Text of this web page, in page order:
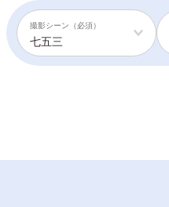
撮影シーン（必須）
七五三